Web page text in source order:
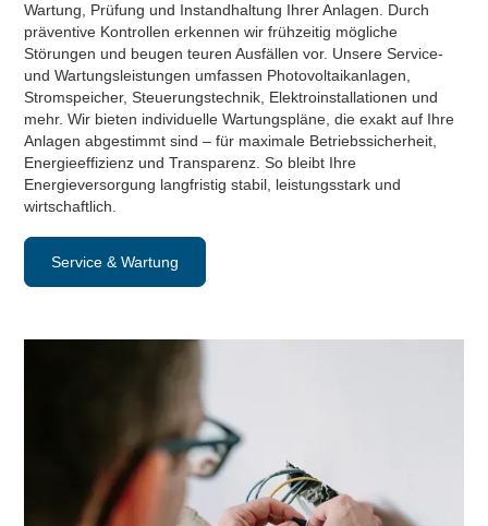
Wartung, Prüfung und Instandhaltung Ihrer Anlagen. Durch
präventive Kontrollen erkennen wir frühzeitig mögliche
Störungen und beugen teuren Ausfällen vor. Unsere Service-
und Wartungsleistungen umfassen Photovoltaikanlagen,
Stromspeicher, Steuerungstechnik, Elektroinstallationen und
mehr. Wir bieten individuelle Wartungspläne, die exakt auf Ihre
Anlagen abgestimmt sind – für maximale Betriebssicherheit,
Energieeffizienz und Transparenz. So bleibt Ihre
Energieversorgung langfristig stabil, leistungsstark und
wirtschaftlich.
Service & Wartung